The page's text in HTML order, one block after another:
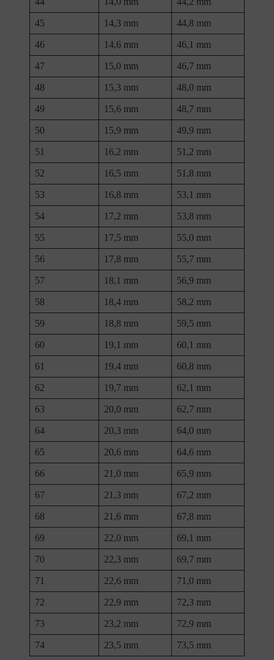
45 14,3 mm 44,8 mm
46 14,6 mm 46,1 mm
47 15,0 mm 46,7 mm
48 15,3 mm 48,0 mm
49 15,6 mm 48,7 mm
50 15,9 mm 49,9 mm
51 16,2 mm 51,2 mm
52 16,5 mm 51,8 mm
53 16,8 mm 53,1 mm
54 17,2 mm 53,8 mm
55 17,5 mm 55,0 mm
56 17,8 mm 55,7 mm
57 18,1 mm 56,9 mm
58 18,4 mm 58,2 mm
59 18,8 mm 59,5 mm
60 19,1 mm 60,1 mm
61 19,4 mm 60,8 mm
62 19,7 mm 62,1 mm
63 20,0 mm 62,7 mm
64 20,3 mm 64,0 mm
65 20,6 mm 64,6 mm
66 21,0 mm 65,9 mm
67 21,3 mm 67,2 mm
68 21,6 mm 67,8 mm
69 22,0 mm 69,1 mm
70 22,3 mm 69,7 mm
71 22,6 mm 71,0 mm
72 22,9 mm 72,3 mm
73 23,2 mm 72,9 mm
74 23,5 mm 73,5 mm